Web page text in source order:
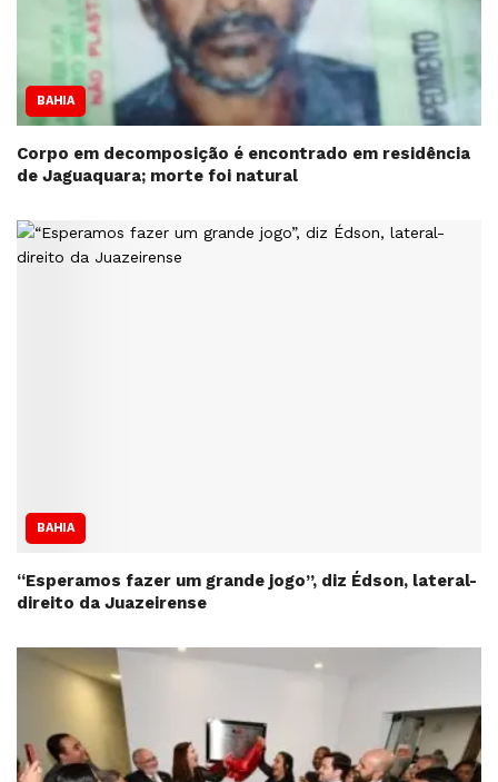
BAHIA
Corpo em decomposição é encontrado em residência
de Jaguaquara; morte foi natural
BAHIA
“Esperamos fazer um grande jogo”, diz Édson, lateral-
direito da Juazeirense